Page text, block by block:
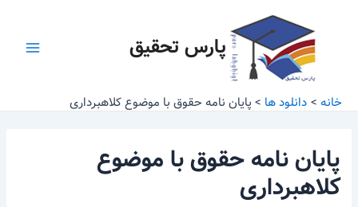
پارس تحقیق
خانه دانلود ها پایان نامه حقوق با موضوع کلاهبرداری
پایان نامه حقوق با موضوع
کلاهبرداری